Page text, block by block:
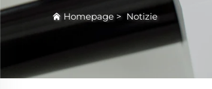
Homepage > Notizie